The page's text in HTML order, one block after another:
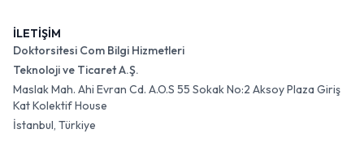
İLETİŞİM
Doktorsitesi Com Bilgi Hizmetleri
Teknoloji ve Ticaret A.Ş.
Maslak Mah. Ahi Evran Cd. A.O.S 55 Sokak No:2 Aksoy Plaza Giriş
Kat Kolektif House
İstanbul, Türkiye